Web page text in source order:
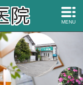
MENU